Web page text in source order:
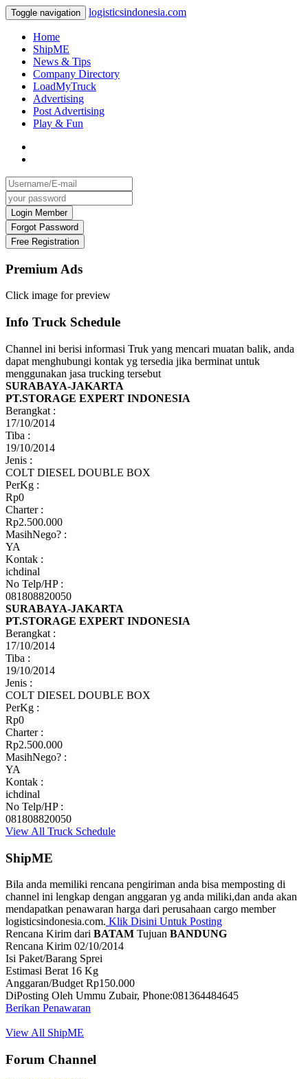
Toggle navigation logisticsindonesia.com
Home
ShipME
News & Tips
Company Directory
LoadMyTruck
Advertising
Post Advertising
Play & Fun
Premium Ads
Click image for preview
Info Truck Schedule
Channel ini berisi informasi Truk yang mencari muatan balik, anda
dapat menghubungi kontak yg tersedia jika berminat untuk
menggunakan jasa trucking tersebut
SURABAYA-JAKARTA
PT.STORAGE EXPERT INDONESIA
Berangkat :
17/10/2014
Tiba :
19/10/2014
Jenis :
COLT DIESEL DOUBLE BOX
PerKg :
Rp0
Charter :
Rp2.500.000
MasihNego? :
YA
Kontak :
ichdinal
No Telp/HP :
081808820050
SURABAYA-JAKARTA
PT.STORAGE EXPERT INDONESIA
Berangkat :
17/10/2014
Tiba :
19/10/2014
Jenis :
COLT DIESEL DOUBLE BOX
PerKg :
Rp0
Charter :
Rp2.500.000
MasihNego? :
YA
Kontak :
ichdinal
No Telp/HP :
081808820050
View All Truck Schedule
ShipME
Bila anda memiliki rencana pengiriman anda bisa memposting di
channel ini lengkap dengan anggaran yg anda miliki,dan anda akan
mendapatkan penawaran harga dari perusahaan cargo member
logisticsindonesia.com. Klik Disini Untuk Posting
Rencana Kirim dari BATAM Tujuan BANDUNG
Rencana Kirim 02/10/2014
Isi Paket/Barang Sprei
Estimasi Berat 16 Kg
Anggaran/Budget Rp150.000
DiPosting Oleh Ummu Zubair, Phone:081364484645
Berikan Penawaran
View All ShipME
Forum Channel